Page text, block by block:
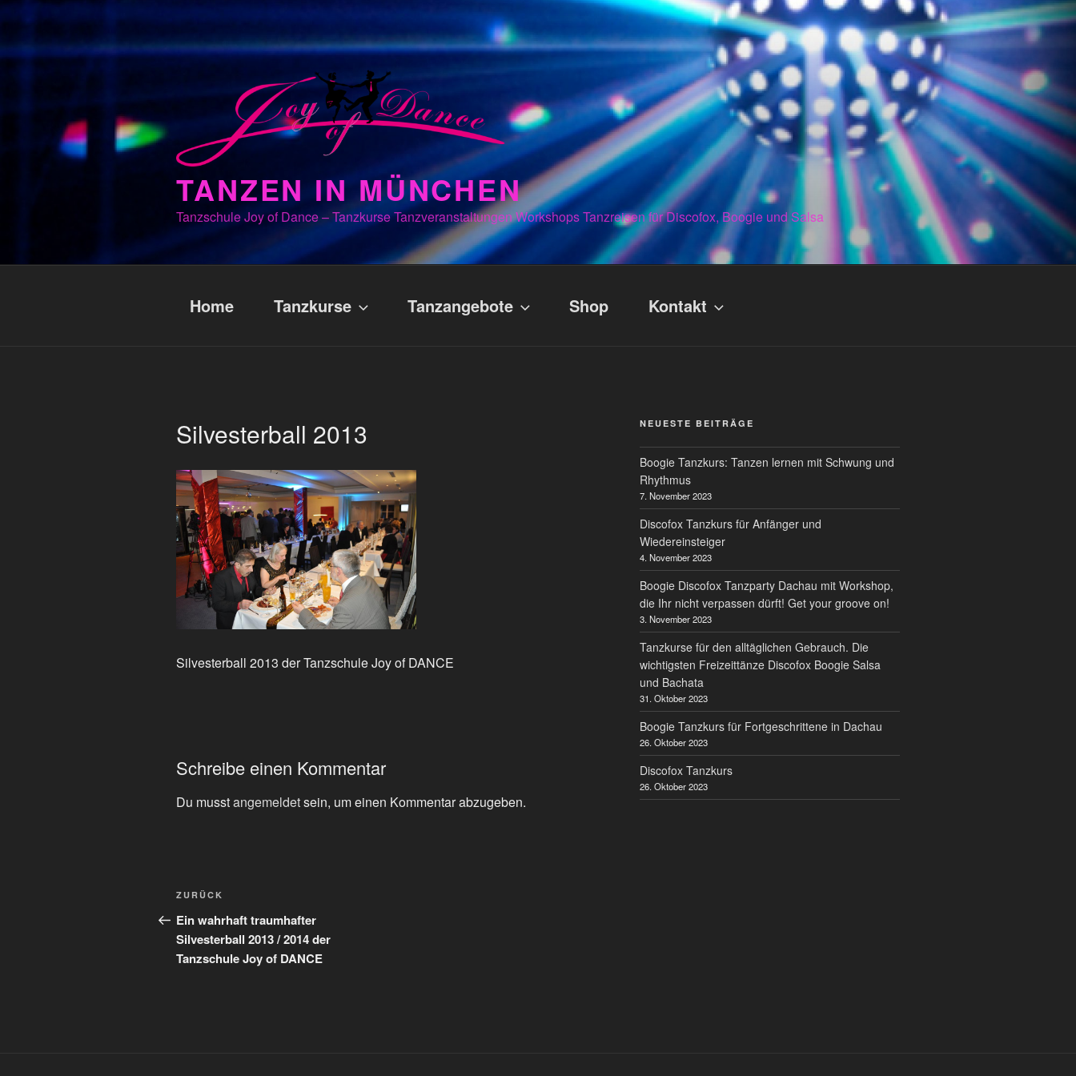
Zum
Inhalt
springen
TANZEN IN MÜNCHEN
Tanzschule Joy of Dance – Tanzkurse Tanzveranstaltungen Workshops Tanzreisen für Discofox, Boogie und Salsa
Home Tanzkurse Tanzangebote Shop Kontakt
Silvesterball 2013
Silvesterball 2013 der Tanzschule Joy of DANCE
Schreibe einen Kommentar
Du musstangemeldetsein, um einen Kommentar abzugeben.
Beitragsnavigation
Vorheriger
Beitrag
ZURÜCK
Ein wahrhaft traumhafter
Silvesterball 2013 / 2014 der
Tanzschule Joy of DANCE
NEUESTE BEITRÄGE
Boogie Tanzkurs: Tanzen lernen mit Schwung und
Rhythmus
7. November 2023
Discofox Tanzkurs für Anfänger und
Wiedereinsteiger
4. November 2023
Boogie Discofox Tanzparty Dachau mit Workshop,
die Ihr nicht verpassen dürft! Get your groove on!
3. November 2023
Tanzkurse für den alltäglichen Gebrauch. Die
wichtigsten Freizeittänze Discofox Boogie Salsa
und Bachata
31. Oktober 2023
Boogie Tanzkurs für Fortgeschrittene in Dachau
26. Oktober 2023
Discofox Tanzkurs
26. Oktober 2023